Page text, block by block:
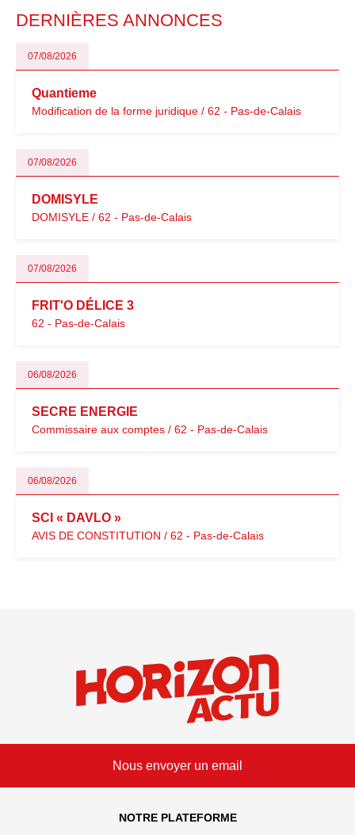
DERNIÈRES ANNONCES
07/08/2026
Quantieme
Modification de la forme juridique / 62 - Pas-de-Calais
07/08/2026
DOMISYLE
DOMISYLE / 62 - Pas-de-Calais
07/08/2026
FRIT'O DÉLICE 3
62 - Pas-de-Calais
06/08/2026
SECRE ENERGIE
Commissaire aux comptes / 62 - Pas-de-Calais
06/08/2026
SCI « DAVLO »
AVIS DE CONSTITUTION / 62 - Pas-de-Calais
Nous envoyer un email
NOTRE PLATEFORME